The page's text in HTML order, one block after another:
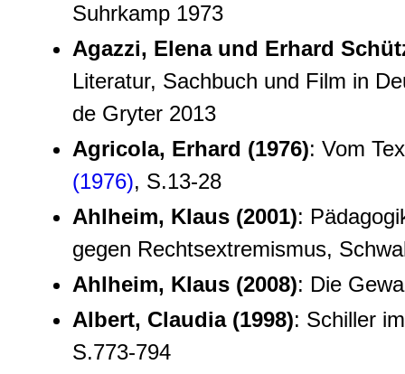
Suhrkamp 1973
Agazzi, Elena und Erhard
Literatur, Sachbuch und Film in
de Gryter 2013
Agricola, Erhard (1976): Vom
(1976), S.13-28
Ahlheim, Klaus (2001):
gegen Rechtsextremismus,
Ahlheim, Klaus (2008): Die
Albert, Claudia (1998): Schiller
S.773-794